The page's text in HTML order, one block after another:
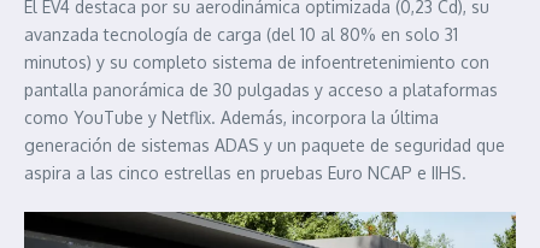
El EV4 destaca por su aerodinámica optimizada (0,23 Cd), su
avanzada tecnología de carga (del 10 al 80% en solo 31
minutos) y su completo sistema de infoentretenimiento con
pantalla panorámica de 30 pulgadas y acceso a plataformas
como YouTube y Netflix. Además, incorpora la última
generación de sistemas ADAS y un paquete de seguridad que
aspira a las cinco estrellas en pruebas Euro NCAP e IIHS.